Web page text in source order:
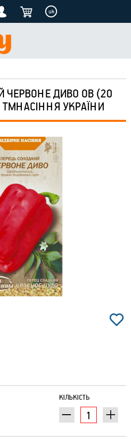
uk
ЧЕРВОНЕ ДИВО ОВ (20
УКРАЇНИ
КІЛЬКІСТЬ